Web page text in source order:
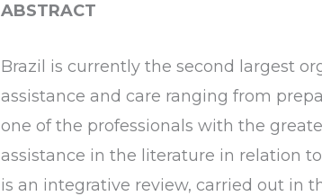
ABSTRACT
Brazil is currently the second largest
assistance and care ranging from
one of the professionals with the
assistance in the literature in relation
is an integrative review, carried out in